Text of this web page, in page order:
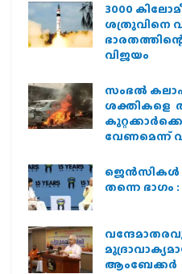
3000
ശത്രുവിനെ
വിജയം
സംഭൽ കലാപ
ശക്തികളെ
വേണമെന്ന്
ജെന്‍സികള്‍
തന്നെ
ആംബേക്കർ